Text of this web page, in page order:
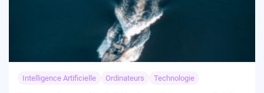
Intelligence Artificielle Ordinateurs Technologie